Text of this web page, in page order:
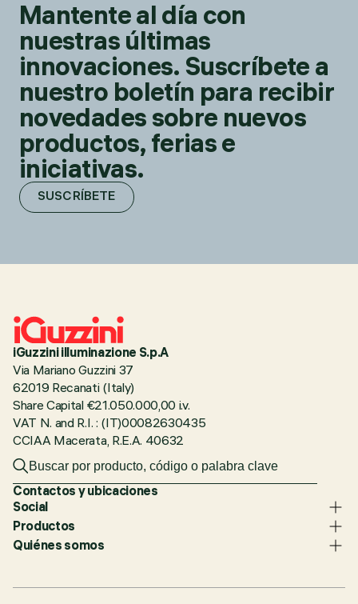
Mantente al día con
nuestras últimas
innovaciones. Suscríbete a
nuestro boletín para recibir
novedades sobre nuevos
productos, ferias e
iniciativas.
SUSCRÍBETE
iGuzzini illuminazione S.p.A
Via Mariano Guzzini 37
62019 Recanati (Italy)
Share Capital €21.050.000,00 i.v.
VAT N. and R.I. : (IT)00082630435
CCIAA Macerata, R.E.A. 40632
Contactos y ubicaciones
Social
Productos
Quiénes somos